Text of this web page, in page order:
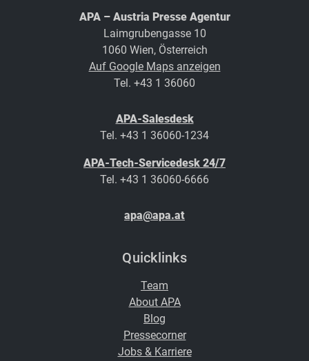
APA – Austria Presse Agentur
Laimgrubengasse 10
1060 Wien, Österreich
Auf Google Maps anzeigen
Tel. +43 1 36060
APA-Salesdesk
Tel. +43 1 36060-1234
APA-Tech-Servicedesk 24/7
Tel. +43 1 36060-6666
apa@apa.at
Quicklinks
Team
About APA
Blog
Pressecorner
Jobs & Karriere